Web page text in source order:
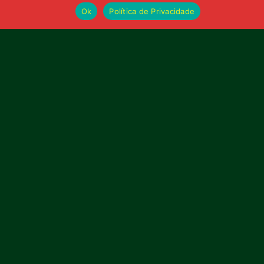
Ok
Política de Privacidade